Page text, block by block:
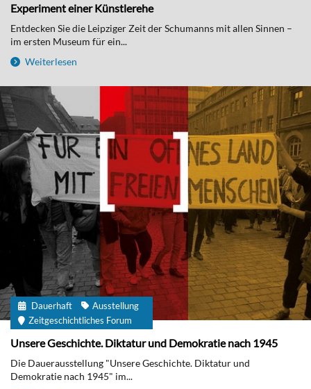
Experiment einer Künstlerehe
Entdecken Sie die Leipziger Zeit der Schumanns mit allen Sinnen –
im ersten Museum für ein...
Weiterlesen
Dauerhaft
Ausstellung
Zeitgeschichtliches Forum
Unsere Geschichte. Diktatur und Demokratie nach 1945
Die Dauerausstellung "Unsere Geschichte. Diktatur und
Demokratie nach 1945" im...